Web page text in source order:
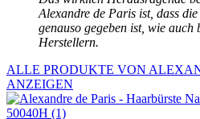
Alexandre de Paris ist, dass
genauso gegeben ist, wie auch
Herstellern.
ALLE PRODUKTE VON
ANZEIGEN